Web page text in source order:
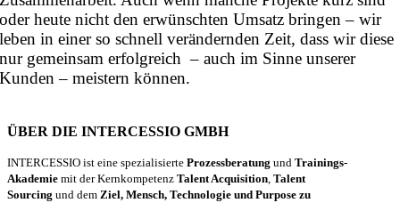
oder heute nicht den erwünschten Umsatz bringen – wir
leben in einer so schnell verändernden Zeit, dass wir diese
nur gemeinsam erfolgreich – auch im Sinne unserer
Kunden – meistern können.
ÜBER DIE INTERCESSIO GMBH
INTERCESSIO ist eine spezialisierte Prozessberatung und Trainings-
Akademie mit der Kernkompetenz Talent Acquisition, Talent
Sourcing und dem Ziel, Mensch, Technologie und Purpose zu